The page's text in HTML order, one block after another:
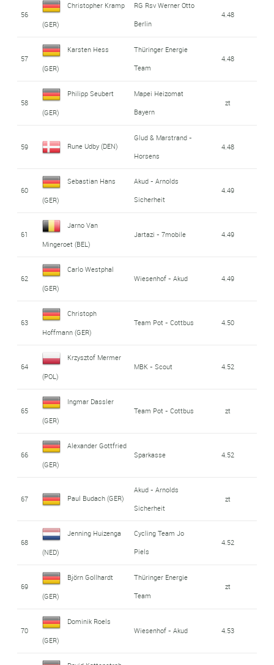
56
Christopher Kramp
(GER)
RG Rsv Werner Otto
Berlin
4.48
57
Karsten Hess
(GER)
Thüringer Energie
Team
4.48
58
Philipp Seubert
(GER)
Mapei Heizomat
Bayern
zt
59 Rune Udby (DEN)
Glud & Marstrand -
Horsens
4.48
60
Sebastian Hans
(GER)
Akud - Arnolds
Sicherheit
4.49
61
Jarno Van
Mingeroet (BEL)
Jartazi - 7mobile 4.49
62
Carlo Westphal
(GER)
Wiesenhof - Akud 4.49
63
Christoph
Hoffmann (GER)
Team Pot - Cottbus 4.50
64
Krzysztof Mermer
(POL)
MBK - Scout 4.52
65
Ingmar Dassler
(GER)
Team Pot - Cottbus zt
66
Alexander Gottfried
(GER)
Sparkasse 4.52
67 Paul Budach (GER)
Akud - Arnolds
Sicherheit
zt
68
Jenning Huizenga
(NED)
Cycling Team Jo
Piels
4.52
69
Björn Gollhardt
(GER)
Thüringer Energie
Team
zt
70
Dominik Roels
(GER)
Wiesenhof - Akud 4.53